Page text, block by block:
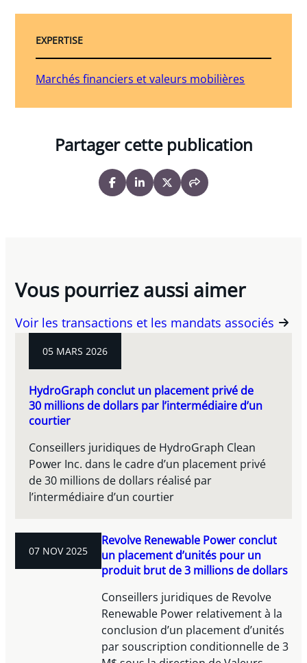
EXPERTISE
Marchés financiers et valeurs mobilières
Partager cette publication
Vous pourriez aussi aimer
Voir les transactions et les mandats associés
05 MARS 2026
HydroGraph conclut un placement privé de
30 millions de dollars par l’intermédiaire d’un
courtier
Conseillers juridiques de HydroGraph Clean
Power Inc. dans le cadre d’un placement privé
de 30 millions de dollars réalisé par
l’intermédiaire d’un courtier
07 NOV 2025
Revolve Renewable Power conclut
un placement d’unités pour un
produit brut de 3 millions de dollars
Conseillers juridiques de Revolve
Renewable Power relativement à la
conclusion d’un placement d’unités
par souscription conditionnelle de 3